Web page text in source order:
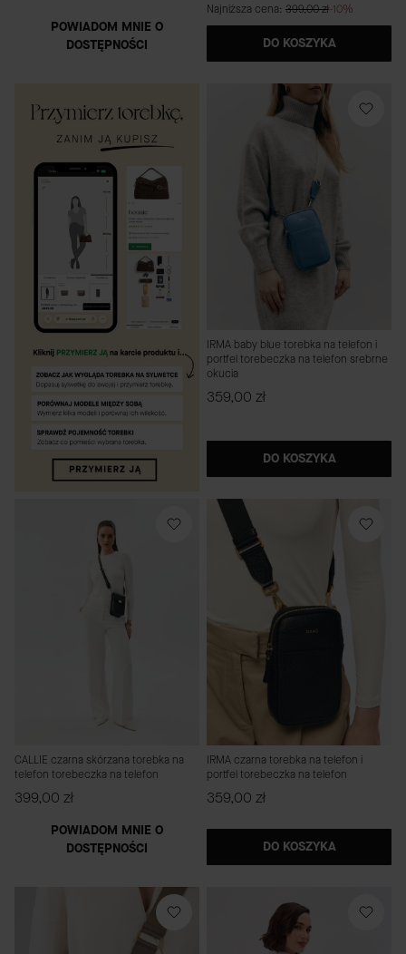
POWIADOM MNIE O
DOSTĘPNOŚCI
Najniższa cena: 399,00 zł-10%
DO KOSZYKA
IRMA baby blue torebka na telefon i
portfel torebeczka na telefon srebrne
okucia
Cena
359,00 zł
DO KOSZYKA
CALLIE czarna skórzana torebka na
telefon torebeczka na telefon
Cena
399,00 zł
POWIADOM MNIE O
DOSTĘPNOŚCI
IRMA czarna torebka na telefon i
portfel torebeczka na telefon
Cena
359,00 zł
DO KOSZYKA